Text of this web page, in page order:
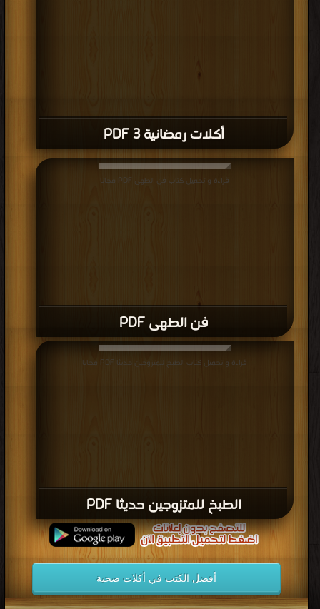
أكلات رمضانية 3 PDF
فن الطهى PDF
قراءة و تحميل كتاب فن الطهى PDF مجانا
الطبخ للمتزوجين حديثا PDF
قراءة و تحميل كتاب الطبخ للمتزوجين حديثا PDF مجانا
أفضل الكتب في أكلات صحية